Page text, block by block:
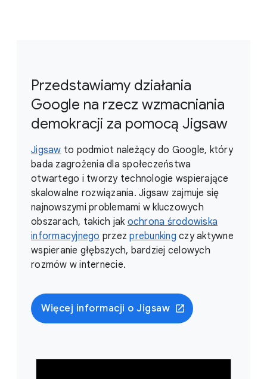
Przedstawiamy działania
Google na rzecz wzmacniania
demokracji za pomocą Jigsaw
Jigsaw to podmiot należący do Google, który
bada zagrożenia dla społeczeństwa
otwartego i tworzy technologie wspierające
skalowalne rozwiązania. Jigsaw zajmuje się
najnowszymi problemami w kluczowych
obszarach, takich jak ochrona środowiska
informacyjnego przezprebunking czy aktywne
wspieranie głębszych, bardziej celowych
rozmów w internecie.
Więcej informacji o Jigsaw